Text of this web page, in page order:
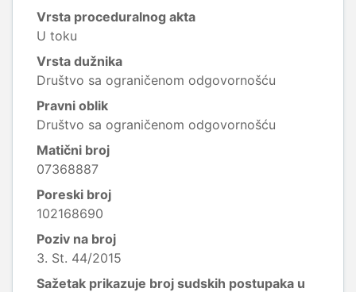
Vrsta proceduralnog akta
U toku
Vrsta dužnika
Društvo sa ograničenom odgovornošću
Pravni oblik
Društvo sa ograničenom odgovornošću
Matični broj
07368887
Poreski broj
102168690
Poziv na broj
3. St. 44/2015
Sažetak prikazuje broj sudskih postupaka u